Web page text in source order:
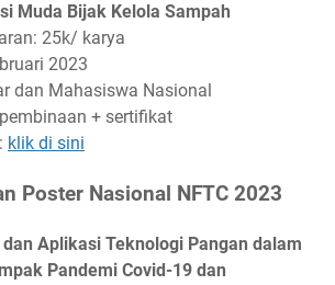
Muda Bijak Kelola Sampah
25k/ karya
2023
dan Mahasiswa Nasional
+ sertifikat
klik di sini
Poster Nasional NFTC 2023
dan Aplikasi Teknologi Pangan dalam
Pandemi Covid-19 dan